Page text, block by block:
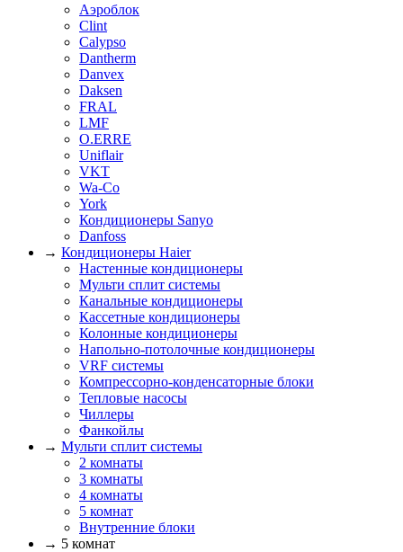
Аэроблок
Clint
Calypso
Dantherm
Danvex
Daksen
FRAL
LMF
O.ERRE
Uniflair
VKT
Wa-Co
York
Кондиционеры Sanyo
Danfoss
→ Кондиционеры Haier
Настенные кондиционеры
Мульти сплит системы
Канальные кондиционеры
Кассетные кондиционеры
Колонные кондиционеры
Напольно-потолочные кондиционеры
VRF системы
Компрессорно-конденсаторные блоки
Тепловые насосы
Чиллеры
Фанкойлы
→ Мульти сплит системы
2 комнаты
3 комнаты
4 комнаты
5 комнат
Внутренние блоки
→ 5 комнат